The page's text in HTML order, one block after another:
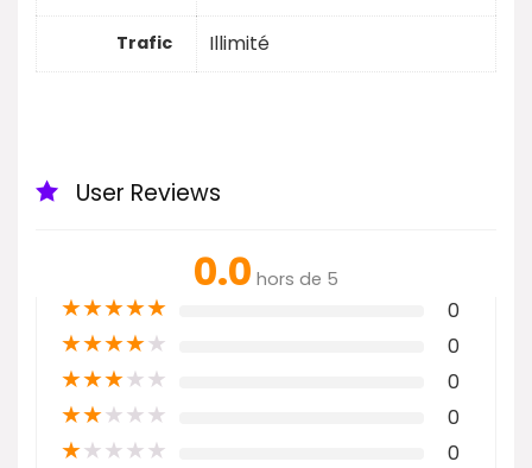
Trafic Illimité
User Reviews
0.0 hors de 5
★★★★★ 0
★★★★★ 0
★★★★★ 0
★★★★★ 0
★★★★★ 0